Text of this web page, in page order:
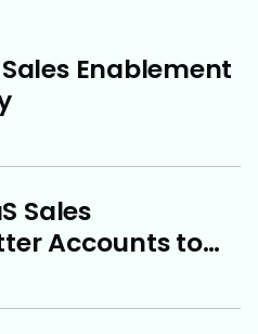
Enablement
Sales
Accounts to